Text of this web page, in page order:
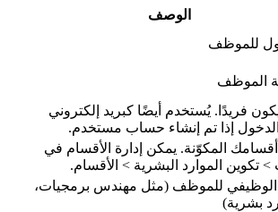
الوصف
للموظف
الموظف
فريدًا. يُستخدم أيضًا كبريد إلكتروني
إذا تم إنشاء حساب مستخدم.
المكوّنة. يمكن إدارة الأقسام في
> تكوين الموارد البشرية > الأقسام.
للموظف (مثل مهندس برمجيات،
بشرية)